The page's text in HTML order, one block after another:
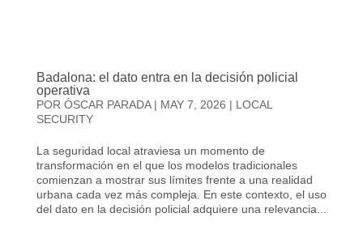
Badalona: el dato entra en la decisión policial
operativa
POR ÓSCAR PARADA| MAY 7, 2026 | LOCAL
SECURITY
La seguridad local atraviesa un momento de
transformación en el que los modelos tradicionales
comienzan a mostrar sus límites frente a una realidad
urbana cada vez más compleja. En este contexto, el uso
del dato en la decisión policial adquiere una relevancia...